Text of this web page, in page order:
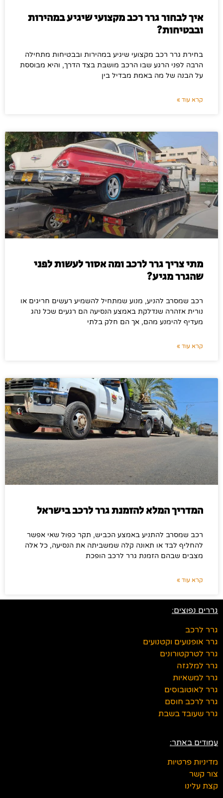
איך לבחור גרר רכב מקצועי שיגיע במהירות
ובבטיחות?
בחירת גרר רכב מקצועי שיגיע במהירות ובבטיחות מתחילה
הרבה לפני הרגע שבו הרכב מושבת בצד הדרך, והיא מבוססת
על הבנה של מה באמת מבדיל בין
קרא עוד »
מתי צריך גרר לרכב ומה אסור לעשות לפני
שהגרר מגיע?
רכב שמסרב להניע, מנוע שמתחיל להשמיע רעשים חריגים או
נורית אזהרה שנדלקת באמצע הנסיעה הם רגעים שכל נהג
מעדיף להימנע מהם, אך הם חלק בלתי
קרא עוד »
המדריך המלא להזמנת גרר לרכב בישראל
רכב שמסרב להתניע באמצע הכביש, תקר כפול שאי אפשר
להחליף לבד או תאונה קלה שמשביתה את הנסיעה, כל אלה
מצבים שבהם הזמנת גרר לרכב הופכת
קרא עוד »
גררים נפוצים:
גרר לרכב
גרר אופנועים וקטנועים
גרר לטרקטורונים
גרר למלגזה
גרר למשאיות
גרר לאוטובוסים
גרר לרכב חוסם
גרר שעובד בשבת
עמודים באתר:
מדיניות פרטיות
צור קשר
קצת עלינו